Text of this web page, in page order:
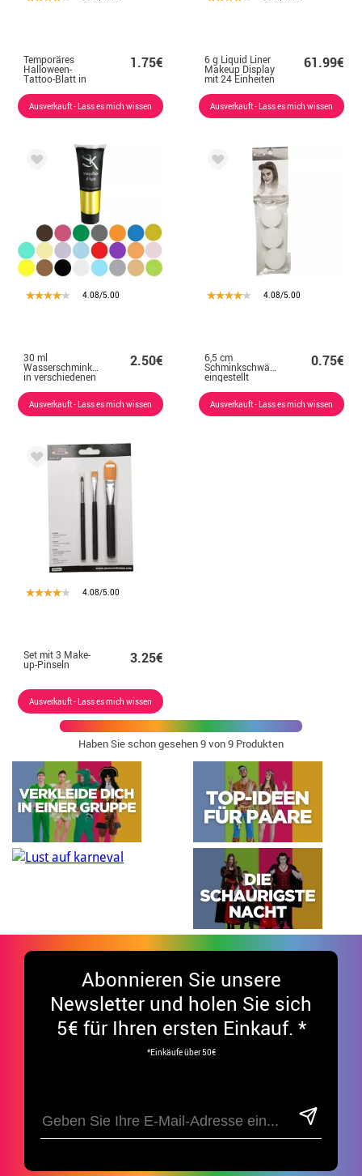
Temporäres
Halloween-
Tattoo-Blatt in
Designs
1.75€
Ausverkauft - Lass es mich wissen
6 g Liquid Liner
Makeup Display
mit 24 Einheiten
61.99€
Ausverkauft - Lass es mich wissen
4.08/5.00
30 ml
Wasserschminktube
in verschiedenen
2.50€
Ausverkauft - Lass es mich wissen
4.08/5.00
6,5 cm
Schminkschwämme
eingestellt
0.75€
Ausverkauft - Lass es mich wissen
4.08/5.00
Set mit 3 Make-
up-Pinseln 3.25€
Ausverkauft - Lass es mich wissen
Haben Sie schon gesehen9von 9 Produkten
Abonnieren Sie unsere
Newsletter und holen Sie sich
5€ für Ihren ersten Einkauf. *
*Einkäufe über 50€